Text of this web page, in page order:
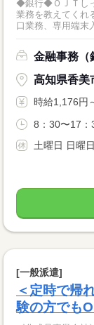
◆銀行◆ＯＪＴし
業務を教えてく
口業務、専用端末
金融事務（
高知県香美
時給1,176円
8：30〜17
土曜日 日曜
[一般派遣]
＜定時で帰
験の方でも